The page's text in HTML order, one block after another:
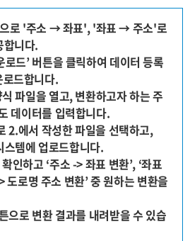
로 '주소 → 좌표', '좌표 → 주소'로
합니다.
로드’ 버튼을 클릭하여 데이터 등록
드합니다.
파일을 열고, 변환하고자 하는 주
데이터를 입력합니다.
2.에서 작성한 파일을 선택하고,
스템에 업로드합니다.
인하고 ‘주소 -> 좌표 변환’, ‘좌표
도로명 주소 변환’ 중 원하는 변환을
으로 변환 결과를 내려받을 수 있습